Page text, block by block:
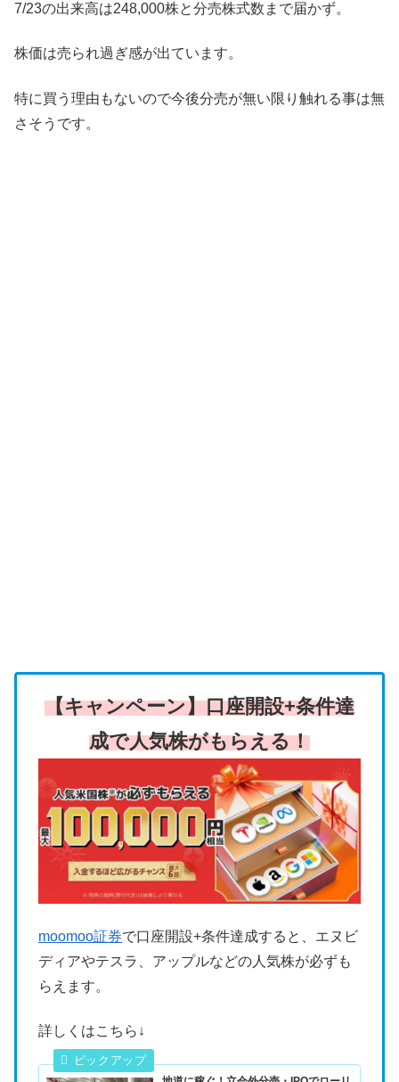
7/23の出来高は248,000株と分売株式数まで届かず。
株価は売られ過ぎ感が出ています。
特に買う理由もないので今後分売が無い限り触れる事は無
さそうです。
【キャンペーン】口座開設+条件達
成で人気株がもらえる！
moomoo証券で口座開設+条件達成すると、エヌビ
ディアやテスラ、アップルなどの人気株が必ずも
らえます。
詳しくはこちら↓